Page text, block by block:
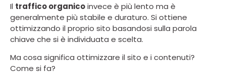
Il traffico organicoinvece è più lento ma è
generalmente più stabile e duraturo. Si ottiene
ottimizzando il proprio sito basandosi sulla parola
chiave che si è individuata e scelta.
Ma cosa significa ottimizzare il sito e i contenuti?
Come si fa?